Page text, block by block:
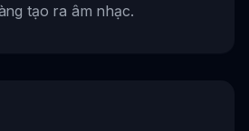
tạo ra âm nhạc.